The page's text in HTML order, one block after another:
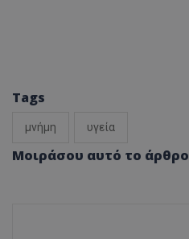
Tags
μνήμη υγεία
Μοιράσου αυτό το άρθρο